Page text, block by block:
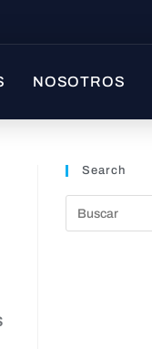
NOSOTROS
Search